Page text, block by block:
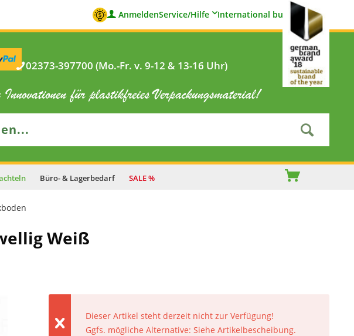
AnmeldenService/Hilfe International buyers
02373-397700 (Mo.-Fr. v. 9-12 & 13-16 Uhr)
Büro- & Lagerbedarf SALE %
Weiß
Dieser Artikel steht derzeit nicht zur Verfügung!
Ggfs. mögliche Alternative: Siehe Artikelbescheibung.